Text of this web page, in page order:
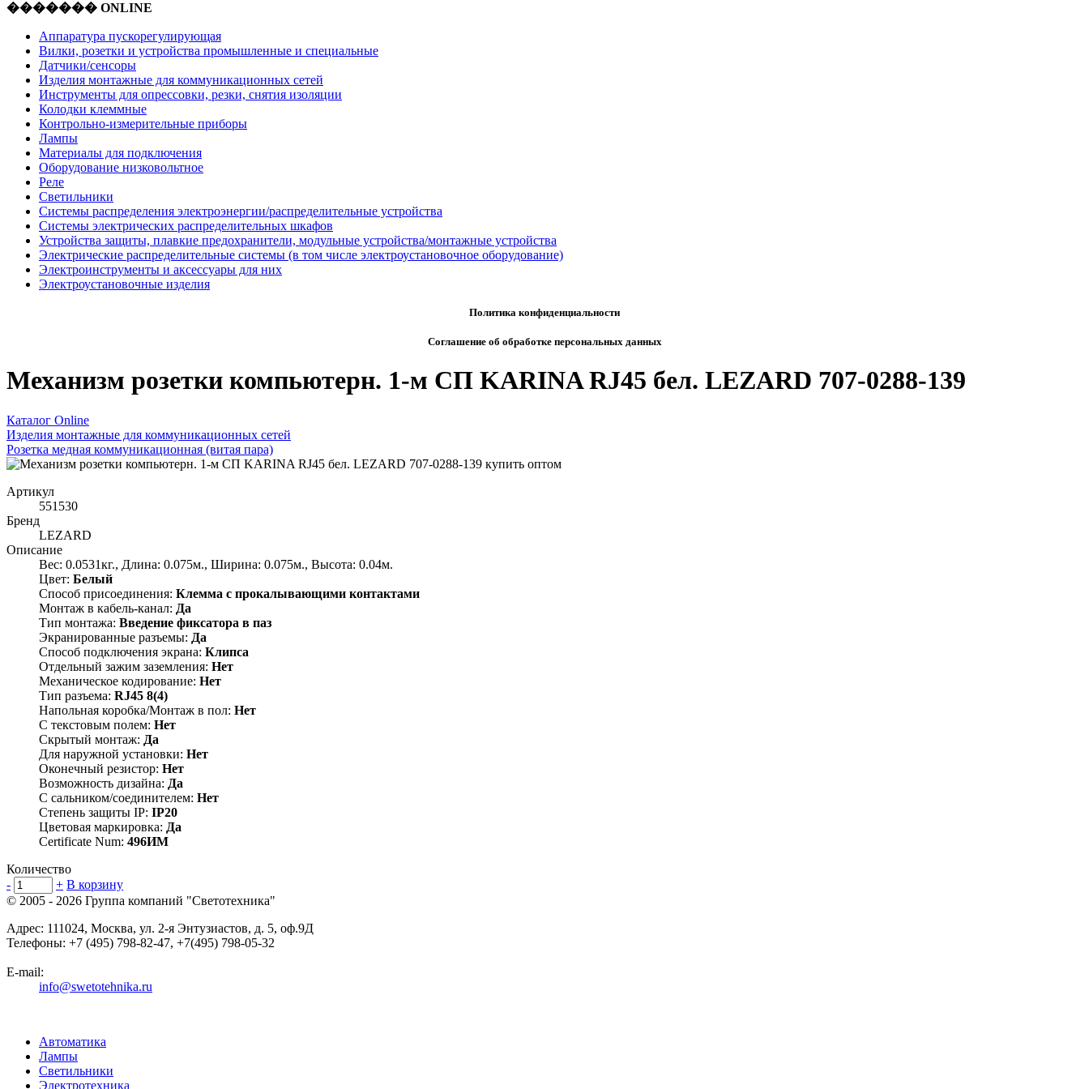
������� ONLINE
Аппаратура пускорегулирующая
Вилки, розетки и устройства промышленные и специальные
Датчики/сенсоры
Изделия монтажные для коммуникационных сетей
Инструменты для опрессовки, резки, снятия изоляции
Колодки клеммные
Контрольно-измерительные приборы
Лампы
Материалы для подключения
Оборудование низковольтное
Реле
Светильники
Системы распределения электроэнергии/распределительные устройства
Системы электрических распределительных шкафов
Устройства защиты, плавкие предохранители, модульные устройства/монтажные устройства
Электрические распределительные системы (в том числе электроустановочное оборудование)
Электроинструменты и аксессуары для них
Электроустановочные изделия
Политика конфиденциальности
Соглашение об обработке персональных данных
Механизм розетки компьютерн. 1-м СП KARINA RJ45 бел. LEZARD 707-0288-139
Каталог Online
Изделия монтажные для коммуникационных сетей
Розетка медная коммуникационная (витая пара)
Артикул
551530
Бренд
LEZARD
Описание
Вес: 0.0531кг., Длина: 0.075м., Ширина: 0.075м., Высота: 0.04м.
Цвет: Белый
Способ присоединения: Клемма с прокалывающими контактами
Монтаж в кабель-канал: Да
Тип монтажа: Введение фиксатора в паз
Экранированные разъемы: Да
Способ подключения экрана: Клипса
Отдельный зажим заземления: Нет
Механическое кодирование: Нет
Тип разъема: RJ45 8(4)
Напольная коробка/Монтаж в пол: Нет
С текстовым полем: Нет
Скрытый монтаж: Да
Для наружной установки: Нет
Оконечный резистор: Нет
Возможность дизайна: Да
С сальником/соединителем: Нет
Степень защиты IP: IP20
Цветовая маркировка: Да
Certificate Num: 496ИМ
Количество
-
+ В корзину
© 2005 - 2026 Группа компаний "Светотехника"
Адрес: 111024, Москва, ул. 2-я Энтузиастов, д. 5, оф.9Д
Телефоны: +7 (495) 798-82-47, +7(495) 798-05-32
E-mail:
info@swetotehnika.ru
Автоматика
Лампы
Светильники
Электротехника